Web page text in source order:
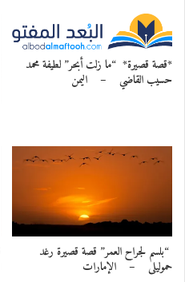
معجب بهذه:
*قصة قصيرة* “ما زلت أبحر” لطيفة محمد
حسيب القاضي – اليمن
“بلسم لجراح العمر” قصة قصيرة رغد
حموليلى – الإمارات